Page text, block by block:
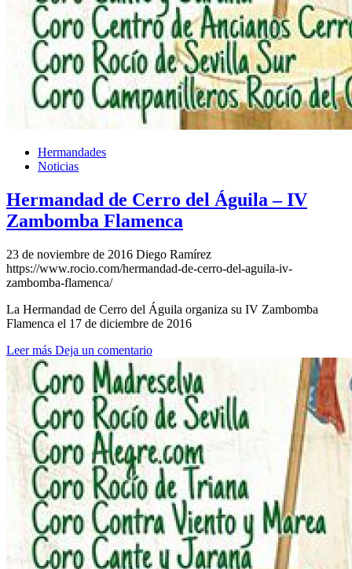
Hermandades
Noticias
Hermandad de Cerro del Águila – IV
Zambomba Flamenca
23 de noviembre de 2016 Diego Ramírez
https://www.rocio.com/hermandad-de-cerro-del-aguila-iv-
zambomba-flamenca/
La Hermandad de Cerro del Águila organiza su IV Zambomba
Flamenca el 17 de diciembre de 2016
Leer más Deja un comentario